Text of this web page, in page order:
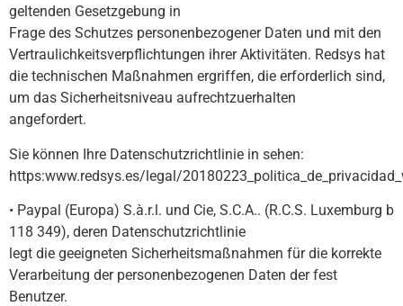
geltenden Gesetzgebung in
Frage des Schutzes personenbezogener Daten und mit den
Vertraulichkeitsverpflichtungen ihrer Aktivitäten. Redsys hat
die technischen Maßnahmen ergriffen, die erforderlich sind,
um das Sicherheitsniveau aufrechtzuerhalten
angefordert.
Sie können Ihre Datenschutzrichtlinie in sehen:
https:www.redsys.es/legal/
• Paypal (Europa) S.à.r.l. und Cie, S.C.A.. (R.C.S. Luxemburg b
118 349), deren Datenschutzrichtlinie
legt die geeigneten Sicherheitsmaßnahmen für die korrekte
Verarbeitung der personenbezogenen Daten der fest
Benutzer.